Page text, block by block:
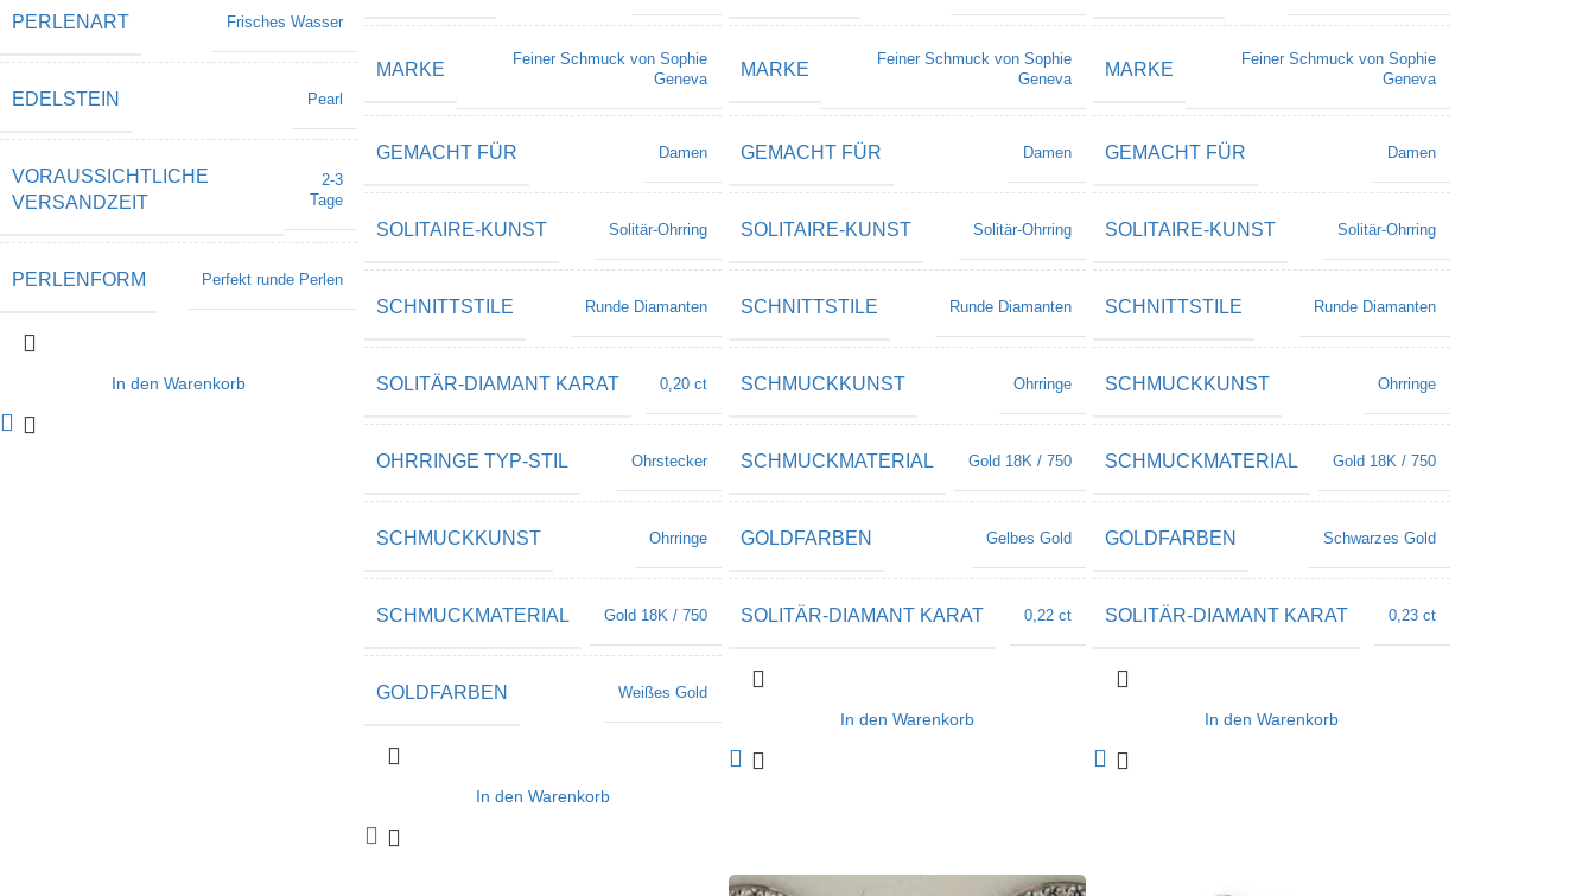
PERLENART Frisches Wasser
EDELSTEIN Pearl
VORAUSSICHTLICHE
VERSANDZEIT
2-3
Tage
PERLENFORM Perfekt runde Perlen
In den Warenkorb
MARKE
Feiner Schmuck von Sophie
Geneva
GEMACHT FÜR Damen
SOLITAIRE-KUNST Solitär-Ohrring
SCHNITTSTILE Runde Diamanten
SOLITÄR-DIAMANT KARAT 0,20 ct
OHRRINGE TYP-STIL Ohrstecker
SCHMUCKKUNST Ohrringe
SCHMUCKMATERIAL Gold 18K / 750
GOLDFARBEN Weißes Gold
In den Warenkorb
MARKE
Feiner Schmuck von Sophie
Geneva
GEMACHT FÜR Damen
SOLITAIRE-KUNST Solitär-Ohrring
SCHNITTSTILE Runde Diamanten
SCHMUCKKUNST Ohrringe
SCHMUCKMATERIAL Gold 18K / 750
GOLDFARBEN Gelbes Gold
SOLITÄR-DIAMANT KARAT 0,22 ct
In den Warenkorb
MARKE
Feiner Schmuck von Sophie
Geneva
GEMACHT FÜR Damen
SOLITAIRE-KUNST Solitär-Ohrring
SCHNITTSTILE Runde Diamanten
SCHMUCKKUNST Ohrringe
SCHMUCKMATERIAL Gold 18K / 750
GOLDFARBEN Schwarzes Gold
SOLITÄR-DIAMANT KARAT 0,23 ct
In den Warenkorb